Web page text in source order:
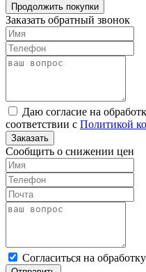
Продолжить покупки
Заказать обратный звонок
Даю согласие на
соответствии с Политикой
Заказать
Сообщить о снижении цен
Cогласиться на